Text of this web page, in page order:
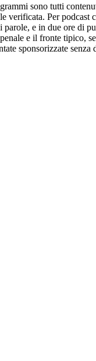
sono tutti
Per podcast
e in due ore di
e il fronte tipico,
sponsorizzate senza